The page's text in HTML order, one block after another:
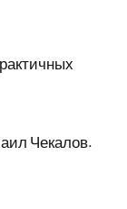
Чекалов.